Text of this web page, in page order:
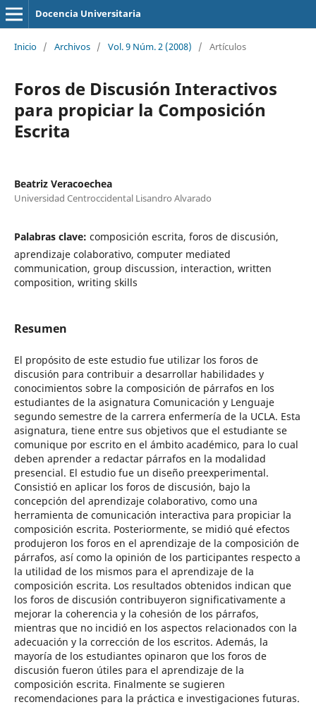
Docencia Universitaria
Inicio / Archivos / Vol. 9 Núm. 2 (2008) / Artículos
Foros de Discusión Interactivos
para propiciar la Composición
Escrita
Beatriz Veracoechea
Universidad Centroccidental Lisandro Alvarado
Palabras clave: composición escrita, foros de discusión,
aprendizaje colaborativo, computer mediated
communication, group discussion, interaction, written
composition, writing skills
Resumen
El propósito de este estudio fue utilizar los foros de
discusión para contribuir a desarrollar habilidades y
conocimientos sobre la composición de párrafos en los
estudiantes de la asignatura Comunicación y Lenguaje
segundo semestre de la carrera enfermería de la UCLA. Esta
asignatura, tiene entre sus objetivos que el estudiante se
comunique por escrito en el ámbito académico, para lo cual
deben aprender a redactar párrafos en la modalidad
presencial. El estudio fue un diseño preexperimental.
Consistió en aplicar los foros de discusión, bajo la
concepción del aprendizaje colaborativo, como una
herramienta de comunicación interactiva para propiciar la
composición escrita. Posteriormente, se midió qué efectos
produjeron los foros en el aprendizaje de la composición de
párrafos, así como la opinión de los participantes respecto a
la utilidad de los mismos para el aprendizaje de la
composición escrita. Los resultados obtenidos indican que
los foros de discusión contribuyeron significativamente a
mejorar la coherencia y la cohesión de los párrafos,
mientras que no incidió en los aspectos relacionados con la
adecuación y la corrección de los escritos. Además, la
mayoría de los estudiantes opinaron que los foros de
discusión fueron útiles para el aprendizaje de la
composición escrita. Finalmente se sugieren
recomendaciones para la práctica e investigaciones futuras.